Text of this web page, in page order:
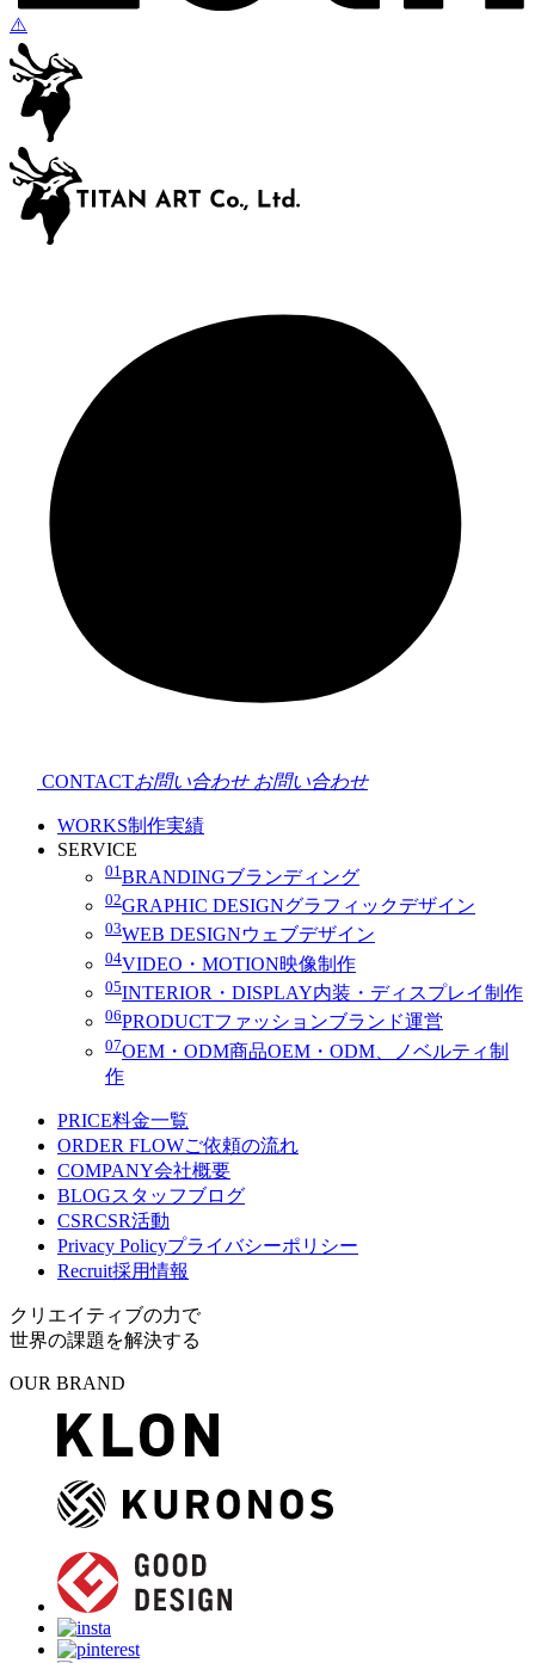
CONTACTお問い合わせ お問い合わせ
WORKS制作実績
SERVICE
01 BRANDINGブランディング
02GRAPHIC DESIGNグラフィックデザイン
03WEB DESIGNウェブデザイン
04VIDEO・MOTION映像制作
05INTERIOR・DISPLAY内装・ディスプレイ制作
06PRODUCTファッションブランド運営
07OEM・ODM商品OEM・ODM、ノベルティ制
作
PRICE料金一覧
ORDER FLOWご依頼の流れ
COMPANY会社概要
BLOGスタッフブログ
CSRCSR活動
Privacy Policyプライバシーポリシー
Recruit採用情報
クリエイティブの力で
世界の課題を解決する
OUR BRAND